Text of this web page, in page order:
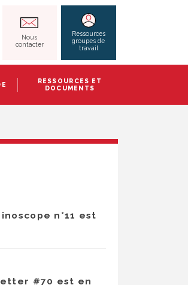
Nous
contacter
Ressources
groupes de
travail
RESSOURCES ET
DOCUMENTS
n°11 est
#70 est en